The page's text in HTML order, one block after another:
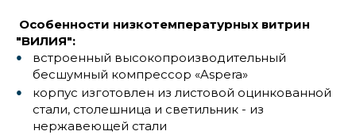
Особенности низкотемпературных витрин
"ВИЛИЯ":
встроенный высокопроизводительный
бесшумный компрессор «Aspera»
корпус изготовлен из листовой оцинкованной
стали, столешница и светильник - из
нержавеющей стали